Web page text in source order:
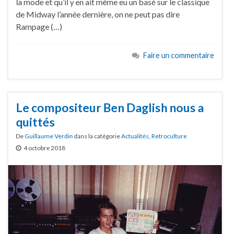
de Midway l’année dernière, on ne peut pas dire
Rampage (…)
Faire un commentaire
Le compositeur Ben Daglish nous a
quittés
DeGuillaume Verdin dans la catégorieActualités Retroculture
4 octobre 2018